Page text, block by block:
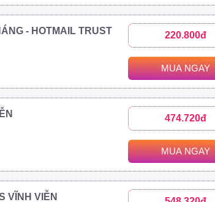
- HOTMAIL TRUST 220.800đ
MUA NGAY
474.720đ
MUA NGAY
VĨNH VIỄN